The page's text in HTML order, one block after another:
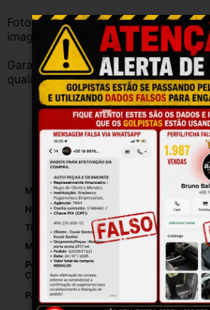
Fotos reais do produto. Peça
imagens.
Garantia válida somente com
qualificado.
Especificações
Marca:
Número De Peça:
Tipo De Veículo:
Material Da Dobradiça De Porta Para
Posição Da Dobradiça De Porta Para
Carro:
Pasador E Buchas Incluídos: